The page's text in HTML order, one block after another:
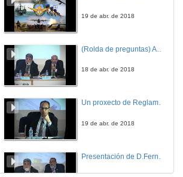
19 de abr. de 2018
18 de abr. de 2018
Un proxecto de Reglamento de Protocolo para Galicia
19 de abr. de 2018